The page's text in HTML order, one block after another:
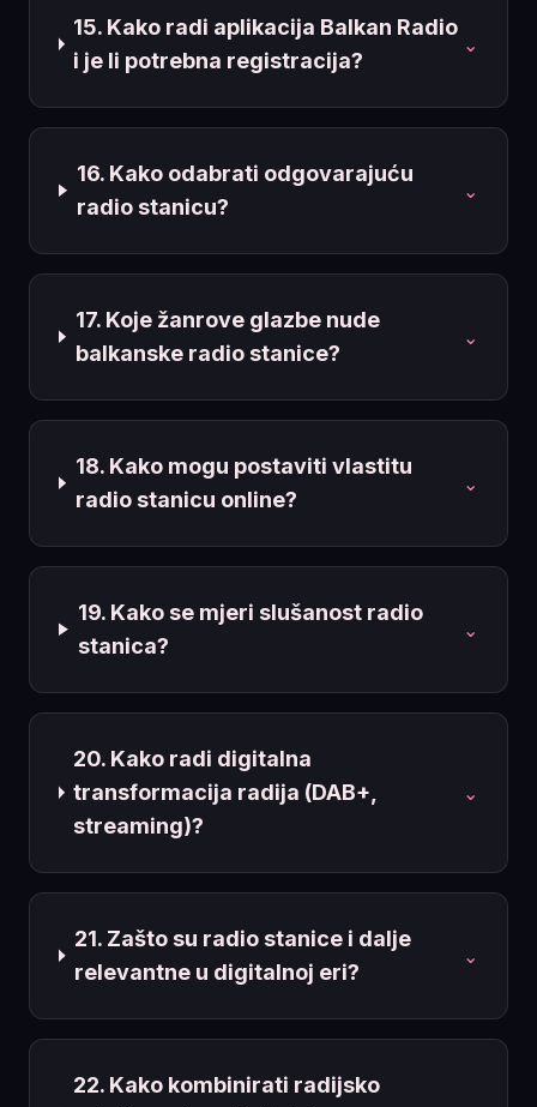
15. Kako radi aplikacija Balkan Radio
i je li potrebna registracija?
⌄
16. Kako odabrati odgovarajuću
radio stanicu?
⌄
17. Koje žanrove glazbe nude
balkanske radio stanice?
⌄
18. Kako mogu postaviti vlastitu
radio stanicu online?
⌄
19. Kako se mjeri slušanost radio
stanica?
⌄
20. Kako radi digitalna
transformacija radija (DAB+,
streaming)?
⌄
21. Zašto su radio stanice i dalje
relevantne u digitalnoj eri?
⌄
22. Kako kombinirati radijsko